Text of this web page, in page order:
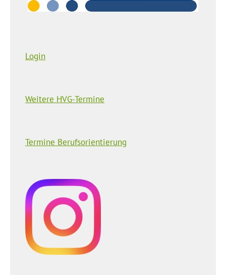
Login
Weitere HVG-Termine
Termine Berufsorientierung